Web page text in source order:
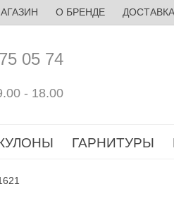
О БРЕНДЕ
05 74
- 18.00
ГАРНИТУРЫ